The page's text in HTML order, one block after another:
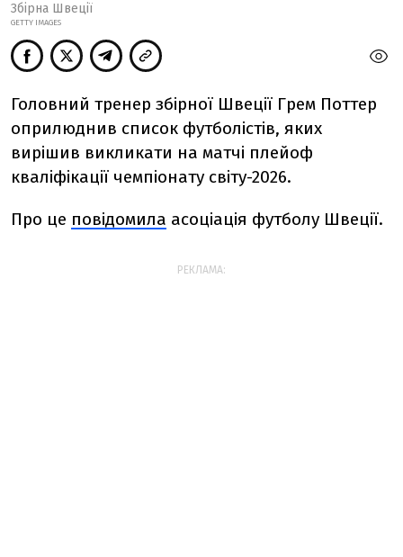
Збірна Швеції
GETTY IMAGES
Головний тренер збірної Швеції Грем Поттер
оприлюднив список футболістів, яких
вирішив викликати на матчі плейоф
кваліфікації чемпіонату світу-2026.
Про це повідомила асоціація футболу Швеції.
РЕКЛАМА: